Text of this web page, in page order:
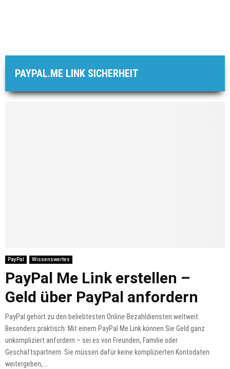
PAYPAL.ME LINK SICHERHEIT
PayPal Wissenswertes
PayPal Me Link erstellen –
Geld über PayPal anfordern
PayPal gehört zu den beliebtesten Online-Bezahldiensten weltweit.
Besonders praktisch: Mit einem PayPal Me Link können Sie Geld ganz
unkompliziert anfordern – sei es von Freunden, Familie oder
Geschäftspartnern. Sie müssen dafür keine komplizierten Kontodaten
weitergeben,...